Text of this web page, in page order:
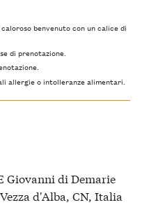
benvenuto con un calice di
di prenotazione.
allergie o intolleranze alimentari.
Giovanni di Demarie
d'Alba, CN, Italia